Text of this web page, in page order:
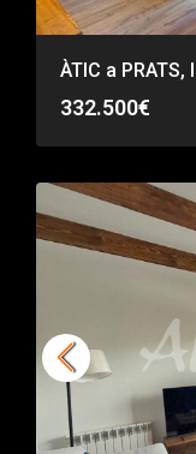
332.500€